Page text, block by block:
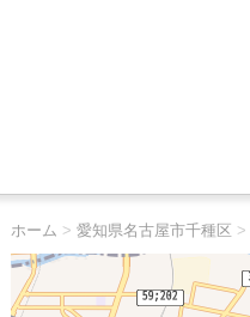
ホーム > 愛知県名古屋市千種区 >